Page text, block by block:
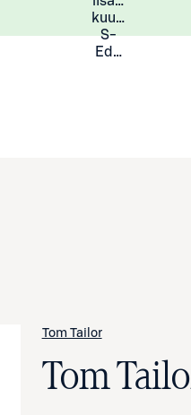
kuukauden
S-
Eduista
Tom Tailor
Tom